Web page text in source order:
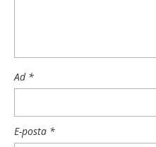
Ad *
E-posta *